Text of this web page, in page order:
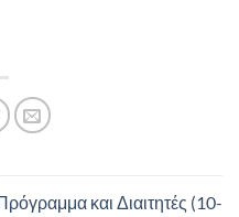
και Διαιτητές (10-